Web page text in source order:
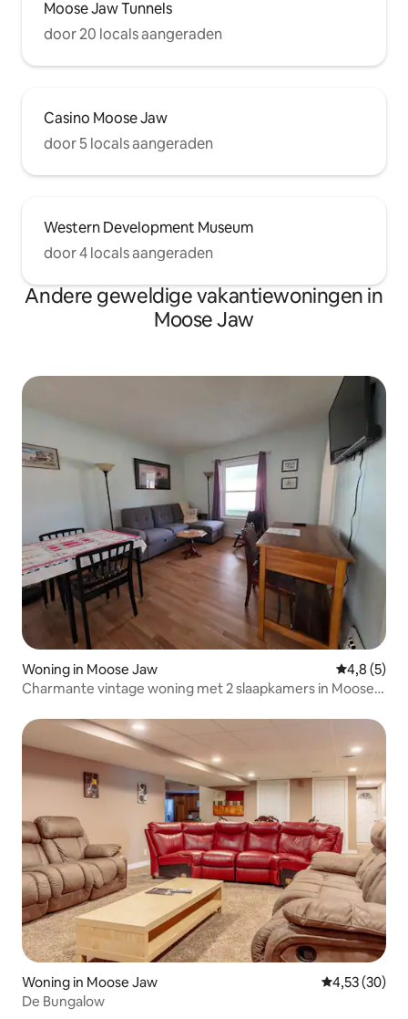
Moose Jaw Tunnels
door 20 locals aangeraden
Casino Moose Jaw
door 5 locals aangeraden
Western Development Museum
door 4 locals aangeraden
Andere geweldige vakantiewoningen in
Moose Jaw
Woning in Moose Jaw
4,8 (5)
Charmante vintage woning met 2 slaapkamers in Moose
Woning in Moose Jaw Gemiddelde
4,53 (30)
De Bungalow